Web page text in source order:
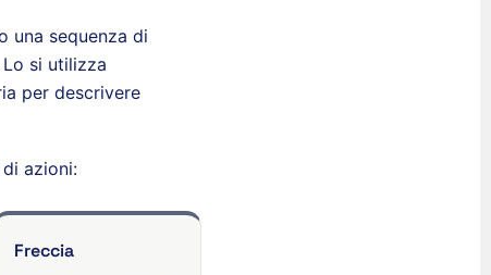
una sequenza di
si utilizza
per descrivere
azioni:
Freccia